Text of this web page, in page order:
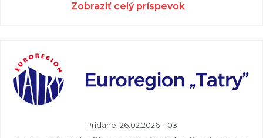
Zobraziť celý príspevok
Pridané: 26.02.2026 --03